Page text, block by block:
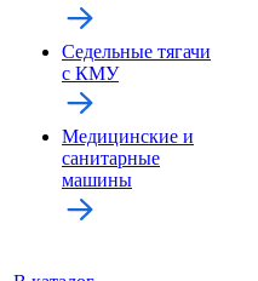
Седельные тягачи
с КМУ
Медицинские и
санитарные
машины